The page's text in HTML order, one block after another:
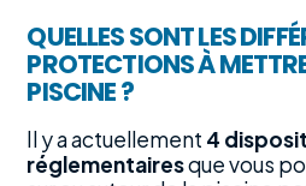
QUELLES SONT LES
PROTECTIONS À
PISCINE ?
Il y a actuellement 4
réglementairesque vous